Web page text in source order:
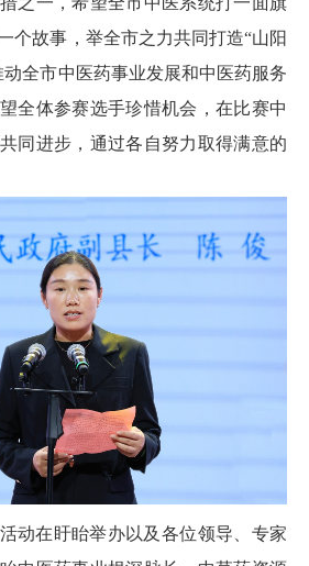
个故事，举全市之力共同打造“山阳
动全市中医药事业发展和中医药服务
全体参赛选手珍惜机会，在比赛中
同进步，通过各自努力取得满意的
动在盱眙举办以及各位领导、专家